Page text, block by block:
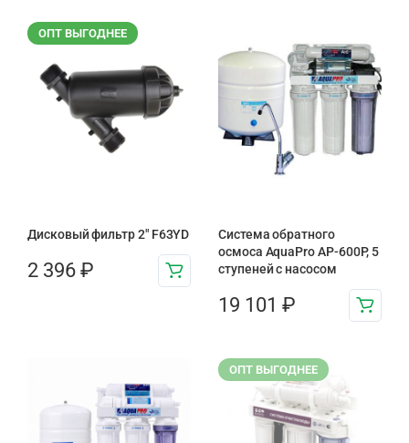
ОПТ ВЫГОДНЕЕ
Дисковый фильтр 2″ F63YD
2 396 ₽
Система обратного
осмоса AquaPro AP-600P, 5
ступеней с насосом
19 101 ₽
ОПТ ВЫГОДНЕЕ